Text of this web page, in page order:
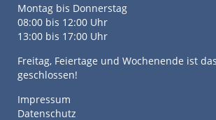
Montag bis Donnerstag
08:00 bis 12:00 Uhr
13:00 bis 17:00 Uhr
Freitag, Feiertage und Wochenende ist
geschlossen!
Impressum
Datenschutz